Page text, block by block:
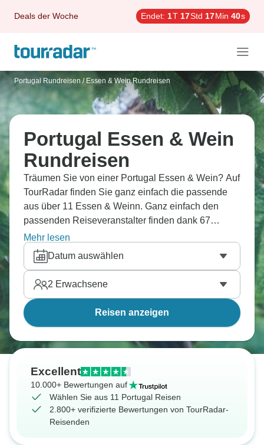
Deals der Woche Endet: 1T 17Std 17Min 39s
Portugal Rundreisen / Essen & Wein Rundreisen
Portugal Essen & Wein
Rundreisen
Träumen Sie von einer Portugal Essen & Wein? Auf
TourRadar finden Sie ganz einfach die passende
aus über 11 Essen & Weinn. Ganz einfach den
passenden Reiseveranstalter finden dank 67
Erfahrungsberichten.
Mehr lesen
Datum auswählen
2 Erwachsene
Reisen anzeigen
Excellent
10.000+ Bewertungen auf
Wählen Sie aus 11 Portugal Reisen
2.800+ verifizierte Bewertungen von TourRadar-
Reisenden